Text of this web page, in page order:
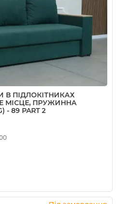
В ПІДЛОКІТНИКАХ
МІСЦЕ, ПРУЖИННА
- 89 PART 2